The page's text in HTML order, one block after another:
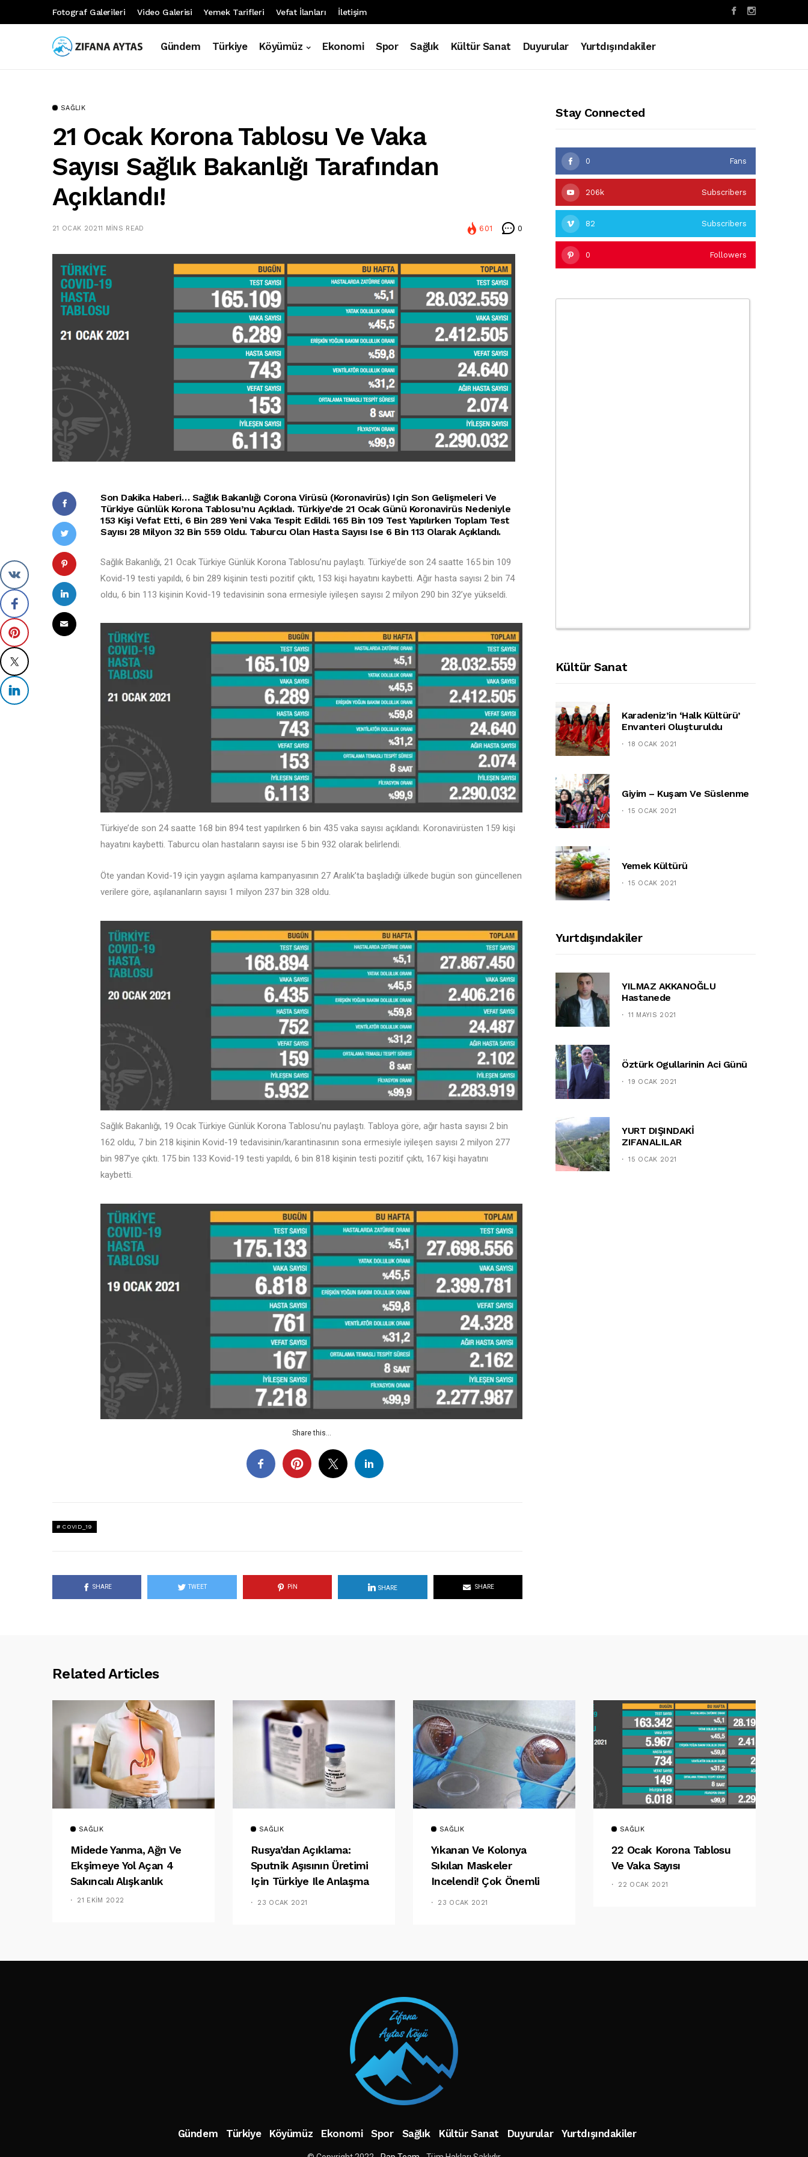
Fotograf Galerileri Video Galerisi Yemek Tarifleri Vefat İlanları İletişim
Gündem Türkiye Köyümüz Ekonomi Spor Sağlık Kültür Sanat Duyurular Yurtdışındakiler
SAĞLIK
21 Ocak Korona Tablosu Ve Vaka
Sayısı Sağlık Bakanlığı Tarafından
Açıklandı!
21 OCAK 20211 MINS READ 601 0
Son Dakika Haberi… Sağlık Bakanlığı Corona Virüsü (koronavirüs) Için Son Gelişmeleri Ve
Türkiye Günlük Korona Tablosu’nu Açıkladı. Türkiye’de 21 Ocak Günü Koronavirüs Nedeniyle
153 Kişi Vefat Etti, 6 Bin 289 Yeni Vaka Tespit Edildi. 165 Bin 109 Test Yapılırken Toplam Test
Sayısı 28 Milyon 32 Bin 559 Oldu. Taburcu Olan Hasta Sayısı Ise 6 Bin 113 Olarak Açıklandı.
Sağlık Bakanlığı, 21 Ocak Türkiye Günlük Korona Tablosu’nu paylaştı. Türkiye’de son 24 saatte 165 bin 109
Kovid-19 testi yapıldı, 6 bin 289 kişinin testi pozitif çıktı, 153 kişi hayatını kaybetti. Ağır hasta sayısı 2 bin 74
oldu, 6 bin 113 kişinin Kovid-19 tedavisinin sona ermesiyle iyileşen sayısı 2 milyon 290 bin 32’ye yükseldi.
Türkiye’de son 24 saatte 168 bin 894 test yapılırken 6 bin 435 vaka sayısı açıklandı. Koronavirüsten 159 kişi
hayatını kaybetti. Taburcu olan hastaların sayısı ise 5 bin 932 olarak belirlendi.
Öte yandan Kovid-19 için yaygın aşılama kampanyasının 27 Aralık’ta başladığı ülkede bugün son güncellenen
verilere göre, aşılananların sayısı 1 milyon 237 bin 328 oldu.
Sağlık Bakanlığı, 19 Ocak Türkiye Günlük Korona Tablosu’nu paylaştı. Tabloya göre, ağır hasta sayısı 2 bin
162 oldu, 7 bin 218 kişinin Kovid-19 tedavisinin/karantinasının sona ermesiyle iyileşen sayısı 2 milyon 277
bin 987’ye çıktı. 175 bin 133 Kovid-19 testi yapıldı, 6 bin 818 kişinin testi pozitif çıktı, 167 kişi hayatını
kaybetti.
Share this...
COVID_19
SHARE TWEET PIN SHARE SHARE
Stay Connected
0 Fans
206k Subscribers
82 Subscribers
0 Followers
Kültür Sanat
Karadeniz’in ‘halk Kültürü’
Envanteri Oluşturuldu
18 OCAK 2021
Giyim – Kuşam Ve Süslenme
15 OCAK 2021
Yemek Kültürü
15 OCAK 2021
Yurtdışındakiler
YILMAZ AKKANOĞLU
Hastanede
11 MAYIS 2021
Öztürk Ogullarinin Aci Günü
19 OCAK 2021
YURT DIŞINDAKİ
ZIFANALILAR
15 OCAK 2021
Related Articles
SAĞLIK
Midede Yanma, Ağrı Ve
Ekşimeye Yol Açan 4
Sakıncalı Alışkanlık
21 EKIM 2022
SAĞLIK
Rusya’dan Açıklama:
Sputnik Aşısının Üretimi
Için Türkiye Ile Anlaşma
Imzaladık
23 OCAK 2021
SAĞLIK
Yıkanan Ve Kolonya
Sıkılan Maskeler
Incelendi! Çok Önemli
Uyarı: Yapmayın
23 OCAK 2021
SAĞLIK
22 Ocak Korona Tablosu
Ve Vaka Sayısı
22 OCAK 2021
TAKIP ET
Gündem Türkiye Köyümüz Ekonomi Spor Sağlık Kültür Sanat Duyurular Yurtdışındakiler